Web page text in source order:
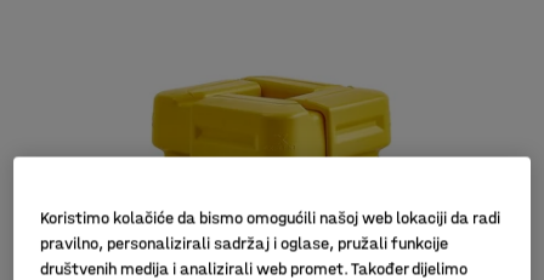
Koristimo kolačiće da bismo omogućili našoj web lokaciji da radi
pravilno, personalizirali sadržaj i oglase, pružali funkcije
društvenih medija i analizirali web promet. Također dijelimo